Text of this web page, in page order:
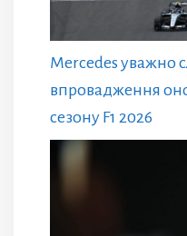
Mercedes уважно
впровадження
сезону F1 2026